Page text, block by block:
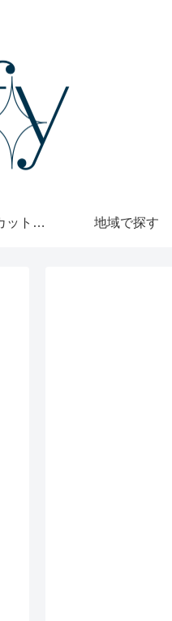
格安・1000円カットで探す 地域で探す